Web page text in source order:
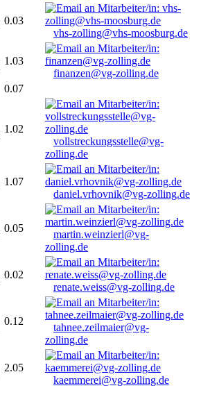
0.03
vhs-zolling@vhs-moosburg.de
1.03
finanzen@vg-zolling.de
0.07
1.02
vollstreckungsstelle@vg-
zolling.de
1.07
daniel.vrhovnik@vg-zolling.de
0.05
martin.weinzierl@vg-
zolling.de
0.02
renate.weiss@vg-zolling.de
0.12
tahnee.zeilmaier@vg-
zolling.de
2.05
kaemmerei@vg-zolling.de